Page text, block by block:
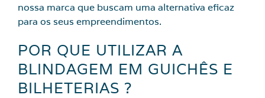
nossa marca que buscam uma alternativa eficaz
para os seus empreendimentos.
POR QUE UTILIZAR A
BLINDAGEM EM GUICHÊS E
BILHETERIAS ?